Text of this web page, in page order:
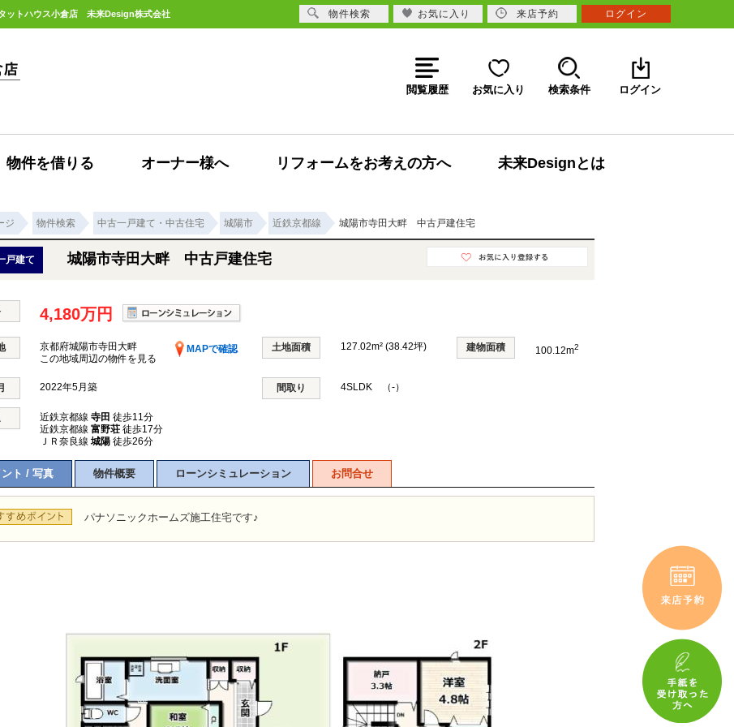
ットハウス小倉店 未来Design株式会社
閲覧履歴 お気に入り 検索条件 ログイン
物件を借りる オーナー様へ リフォームをお考えの方へ 未来Designとは
ジ 物件検索 中古一戸建て・中古住宅 城陽市 近鉄京都線 城陽市寺田大畔 中古戸建住宅
戸建て 城陽市寺田大畔 中古戸建住宅
4,180万円
京都府城陽市寺田大畔
MAPで確認
この地域周辺の物件を見る
土地面積 127.02m² (38.42坪) 建物面積 100.12m2
2022年5月築 間取り 4SLDK （-）
近鉄京都線 寺田 徒歩11分
近鉄京都線 富野荘 徒歩17分
ＪＲ奈良線 城陽 徒歩26分
ト / 写真 物件概要 ローンシミュレーション お問合せ
パナソニックホームズ施工住宅です♪
物件検索 お気に入り 来店予約 ログイン